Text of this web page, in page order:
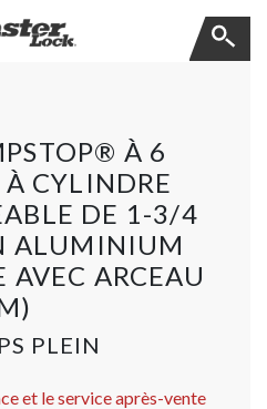
À 6
CYLINDRE
DE 1-3/4
ALUMINIUM
AVEC ARCEAU
PLEIN
et le service après-vente